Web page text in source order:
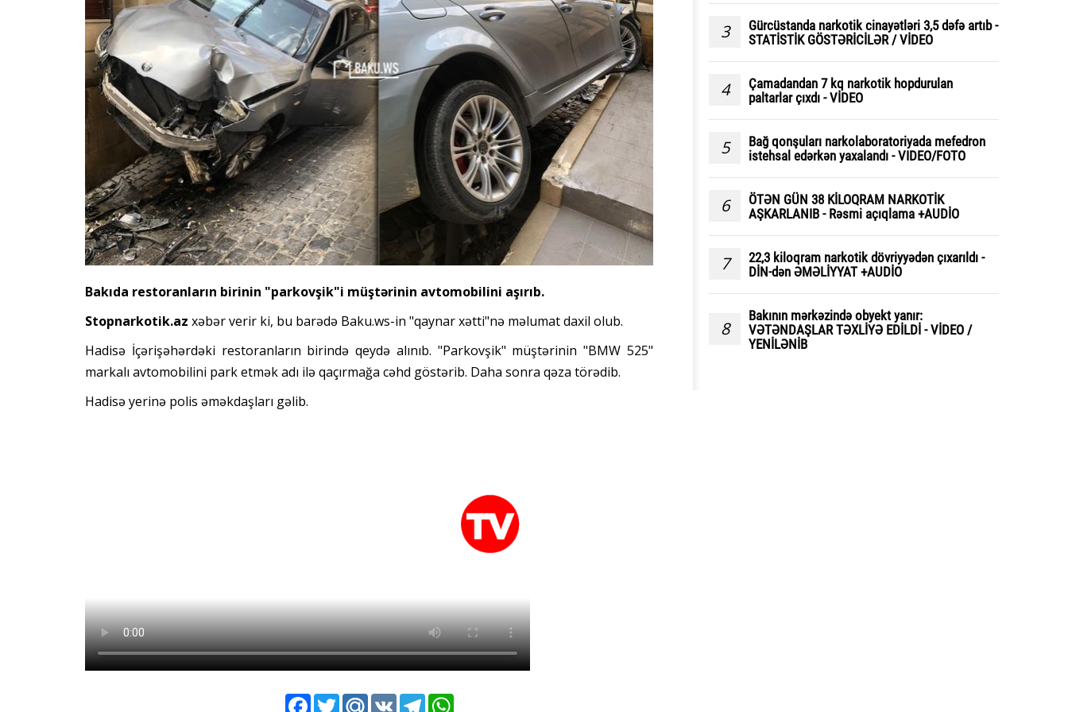
Bakıda restoranların birinin "parkovşik"i müştərinin avtomobilini aşırıb.
Stopnarkotik.az xəbər verir ki, bu barədə Baku.ws-in "qaynar xətti"nə məlumat daxil olub.
Hadisə İçərişəhərdəki restoranların birində qeydə alınıb. "Parkovşik" müştərinin "BMW 525"
markalı avtomobilini park etmək adı ilə qaçırmağa cəhd göstərib. Daha sonra qəza törədib.
Hadisə yerinə polis əməkdaşları gəlib.
FacebookTwitterMail.RuVK Telegram
3
Gürcüstanda narkotik cinayətləri 3,5 dəfə artıb -
STATİSTİK GÖSTƏRİCİLƏR / VİDEO
4
Çamadandan 7 kq narkotik hopdurulan
paltarlar çıxdı - VİDEO
5
Bağ qonşuları narkolaboratoriyada mefedron
istehsal edərkən yaxalandı - VIDEO/FOTO
6
ÖTƏN GÜN 38 KİLOQRAM NARKOTİK
AŞKARLANIB - Rəsmi açıqlama +AUDİO
7
22,3 kiloqram narkotik dövriyyədən çıxarıldı -
DİN-dən ƏMƏLİYYAT +AUDİO
8
Bakının mərkəzində obyekt yanır:
VƏTƏNDAŞLAR TƏXLİYƏ EDİLDİ - VİDEO /
YENİLƏNİB